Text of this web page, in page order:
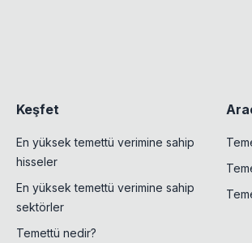
Keşfet
En yüksek temettü verimine sahip
hisseler
En yüksek temettü verimine sahip
sektörler
Temettü nedir?